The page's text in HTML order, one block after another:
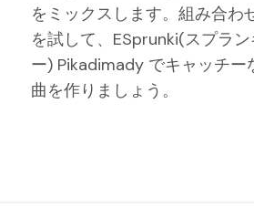
をミックスします。組み合わ
を試して、ESprunki(スプラン
ー) Pikadimady でキャッチー
曲を作りましょう。